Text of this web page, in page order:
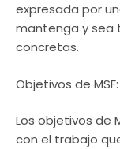
expresada por
mantenga y sea
concretas.
Objetivos de MSF:
Los objetivos de
con el trabajo